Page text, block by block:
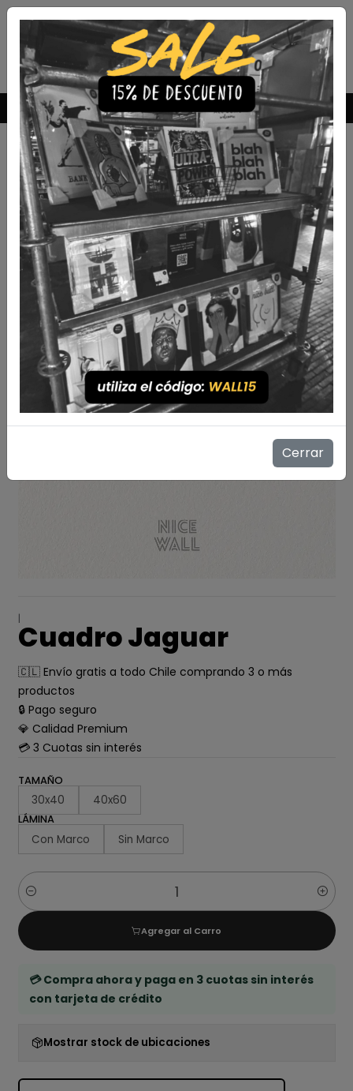
Envío Gratis a todo Chile comprando 3 o más productos
|
Cuadro Jaguar
🇨🇱 Envío gratis a todo Chile comprando 3 o más
productos
🔒 Pago seguro
💎 Calidad Premium
💳 3 Cuotas sin interés
TAMAÑO
30x40 40x60
LÁMINA
Con Marco Sin Marco
Cantidad
Agregar al Carro
💳 Compra ahora y paga en 3 cuotas sin interés
con tarjeta de crédito
Mostrar stock de ubicaciones
Cerrar